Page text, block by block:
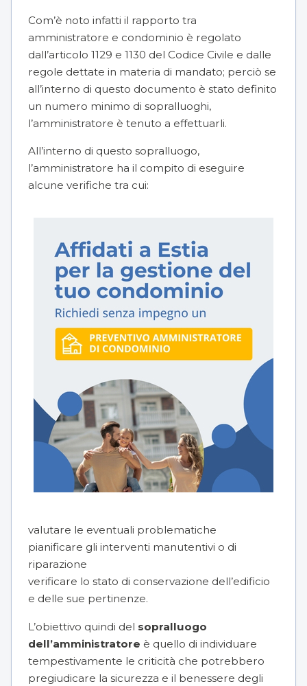
Com’è noto infatti il rapporto tra
amministratore e condominio è regolato
dall’articolo 1129 e 1130 del Codice Civile e dalle
regole dettate in materia di mandato; perciò se
all’interno di questo documento è stato definito
un numero minimo di sopralluoghi,
l’amministratore è tenuto a effettuarli.
All’interno di questo sopralluogo,
l’amministratore ha il compito di eseguire
alcune verifiche tra cui:
valutare le eventuali problematiche
pianificare gli interventi manutentivi o di
riparazione
verificare lo stato di conservazione dell’edificio
e delle sue pertinenze.
L’obiettivo quindi del sopralluogo
dell’amministratore è quello di individuare
tempestivamente le criticità che potrebbero
pregiudicare la sicurezza e il benessere degli